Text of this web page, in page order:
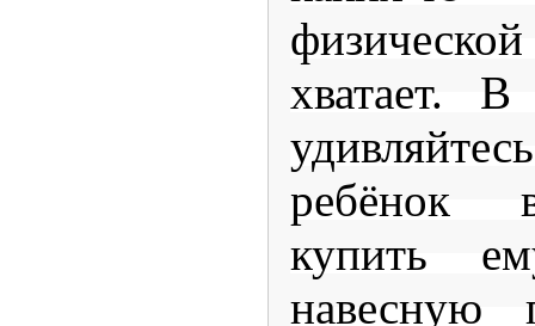
хватает.
ребёнок
купить
навесную